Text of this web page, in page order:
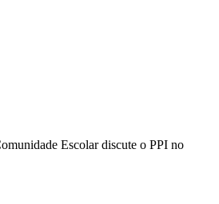
Escolar discute o PPI no